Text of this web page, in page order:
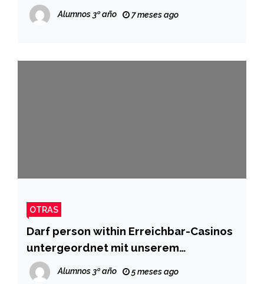
bonus & Assessed Dec 2025
Alumnos 3º año 7 meses ago
OTRAS
Darf person within Erreichbar-Casinos
untergeordnet mit unserem
Cellphone, Pad unter anderem Apple-
Universalrechner geben?
Alumnos 3º año 5 meses ago